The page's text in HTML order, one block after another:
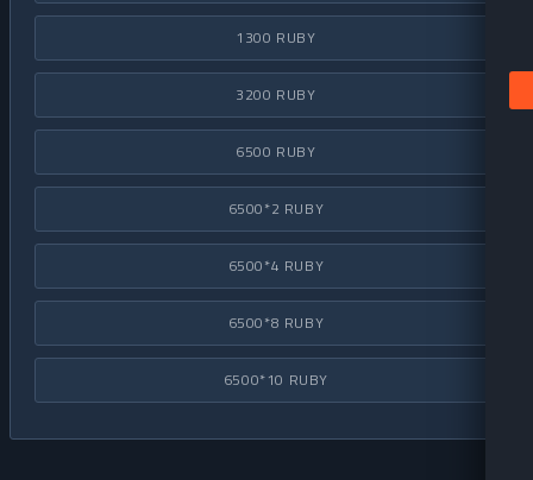
1300 RUBY
3200 RUBY
6500 RUBY
6500*2 RUBY
6500*4 RUBY
6500*8 RUBY
6500*10 RUBY